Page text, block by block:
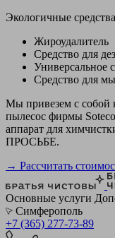
Экологичные
Жироудалитель
Средство для
Универсальное
Средство для
Мы привезем с собой
пылесос фирмы
аппарат для
ПРОСЬБЕ.
→ Рассчитать
Основные услуги
Симферополь
+7 (365) 277-73-89